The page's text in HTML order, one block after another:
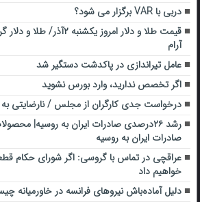
دربی با VAR برگزار می شود؟
قیمت طلا و دلار امروز
آرام
عامل تیراندازی در پاکدشت دستگیر شد
اگر تخصص ندارید، وارد بورس نشوید
درخواست جدی کارگران از مجلس / نارضایتی
رشد ۲۶درصدی صادرات ایران به روسیه|
صادرات ایران به روسیه
عراقچی در تماس با گروسی: اگر شورای حکام
خواهیم داد
دلیل آماده‌باش نیروهای فرانسه در خاورمیانه